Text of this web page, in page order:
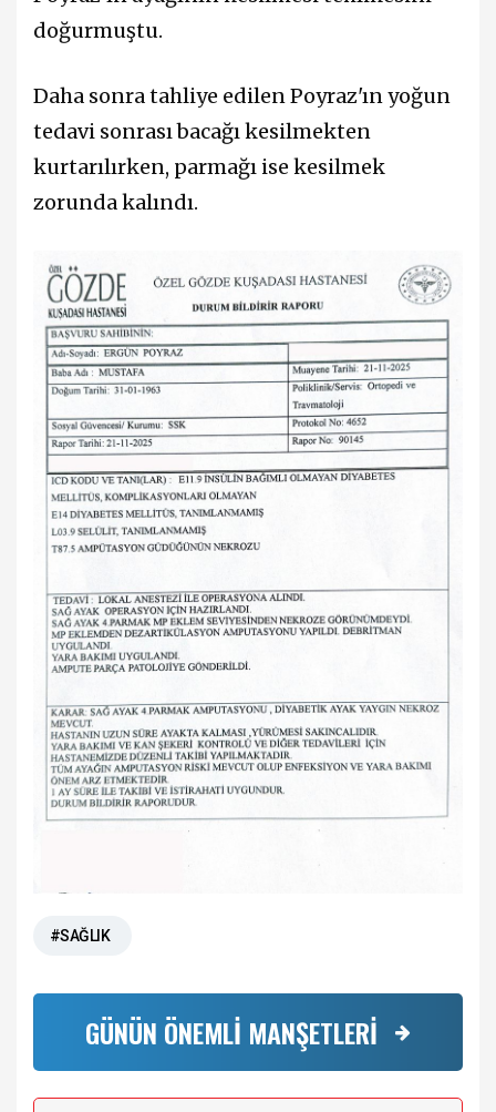
doğurmuştu.
Daha sonra tahliye edilen Poyraz'ın yoğun
tedavi sonrası bacağı kesilmekten
kurtarılırken, parmağı ise kesilmek
zorunda kalındı.
#SAĞLIK
GÜNÜN ÖNEMLİ MANŞETLERİ